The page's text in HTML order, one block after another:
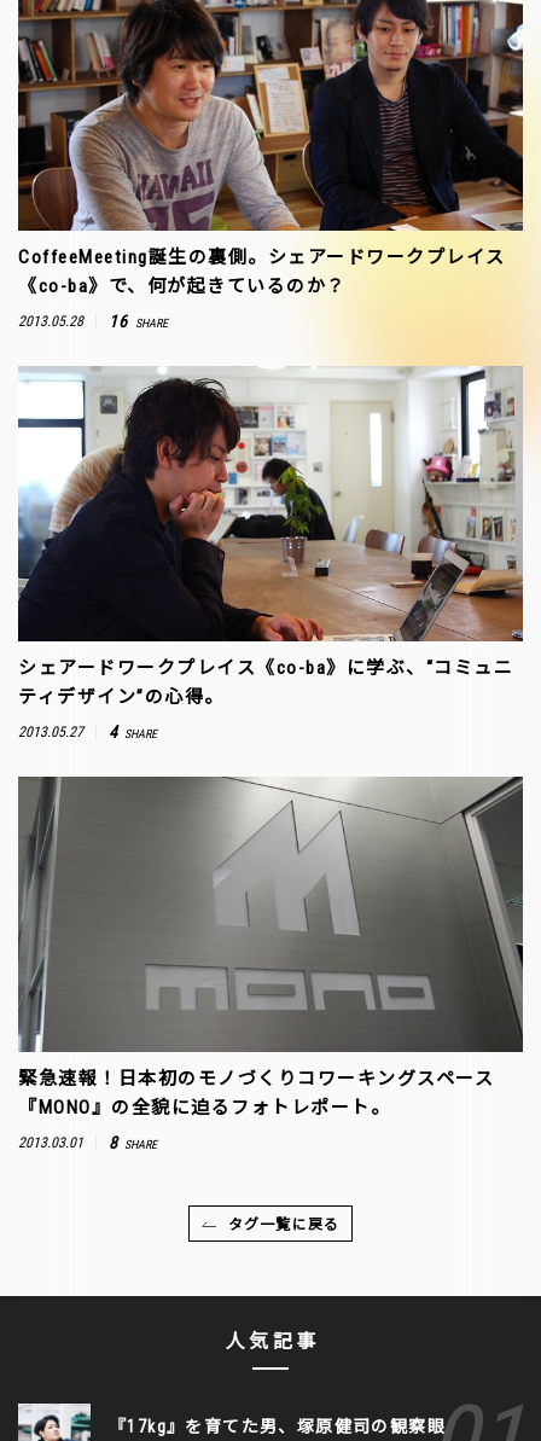
CoffeeMeeting誕生の裏側。シェアードワークプレイス
《co-ba》で、何が起きているのか？
2013.05.28 16 SHARE
シェアードワークプレイス《co-ba》に学ぶ、“コミュニ
ティデザイン”の心得。
2013.05.27 4 SHARE
緊急速報！日本初のモノづくりコワーキングスペース
『MONO』の全貌に迫るフォトレポート。
2013.03.01 8 SHARE
タグ一覧に戻る
人気記事
『17kg』を育てた男、塚原健司の観察眼